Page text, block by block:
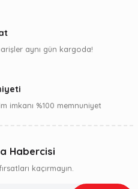
aynı gün kargoda!
imkanı %100 memnuniyet
Habercisi
kaçırmayın.